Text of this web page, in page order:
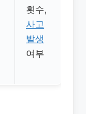
횟수,
사고
발생
여부